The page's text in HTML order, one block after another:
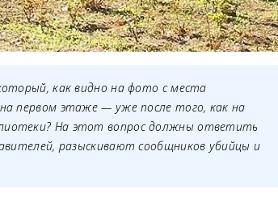
как видно на фото с места
первом этаже — уже после того, как на
На этот вопрос должны ответить
разыскивают сообщников убийцы и